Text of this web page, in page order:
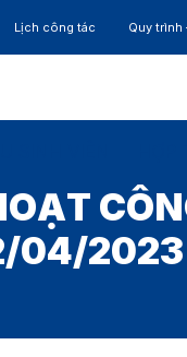
Lịch công tác Quy trình
04/2023